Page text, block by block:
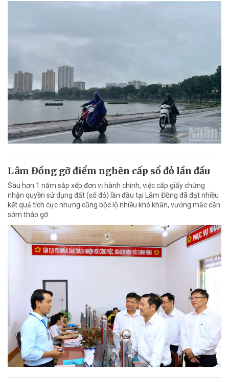
Lâm Đồng gỡ điểm nghẽn cấp sổ đỏ lần đầu
Sau hơn 1 năm sắp xếp đơn vị hành chính, việc cấp giấy chứng
nhận quyền sử dụng đất (sổ đỏ) lần đầu tại Lâm Đồng đã đạt nhiều
kết quả tích cực nhưng cũng bộc lộ nhiều khó khăn, vướng mắc cần
sớm tháo gỡ.